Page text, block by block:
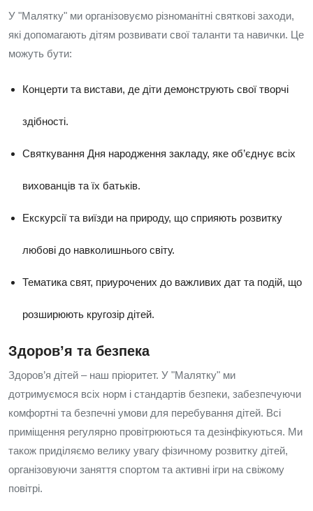
У "Малятку" ми організовуємо різноманітні святкові заходи,
які допомагають дітям розвивати свої таланти та навички. Це
можуть бути:
Концерти та вистави, де діти демонструють свої творчі
здібності.
Святкування Дня народження закладу, яке об’єднує всіх
вихованців та їх батьків.
Екскурсії та виїзди на природу, що сприяють розвитку
любові до навколишнього світу.
Тематика свят, приурочених до важливих дат та подій, що
розширюють кругозір дітей.
Здоров’я та безпека
Здоров’я дітей – наш пріоритет. У "Малятку" ми
дотримуємося всіх норм і стандартів безпеки, забезпечуючи
комфортні та безпечні умови для перебування дітей. Всі
приміщення регулярно провітрюються та дезінфікуються. Ми
також приділяємо велику увагу фізичному розвитку дітей,
організовуючи заняття спортом та активні ігри на свіжому
повітрі.